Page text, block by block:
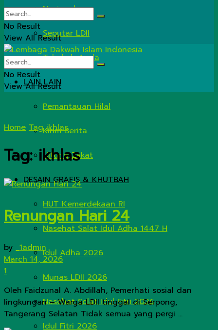
Nasional
Seputar LDII
Tahukah Anda
LAIN LAIN
Pemantauan Hilal
Kirim Berita
Hitung Zakat
DESAIN GRAFIS & KHUTBAH
HUT Kemerdekaan RI
Nasehat Salat Idul Adha 1447 H
Idul Adha 2026
Munas LDII 2026
Nasehat Solat Idul Fitri 2026
Idul Fitri 2026
No Result
View All Result
No Result
View All Result
Home Tag ikhlas
Tag:ikhlas
Renungan Hari 24
by _1admin
March 14, 2026
1
Oleh Faidzunal A. Abdillah, Pemerhati sosial dan
lingkungan – Warga LDII tinggal di Serpong,
Tangerang Selatan Tidak semua yang pergi ...